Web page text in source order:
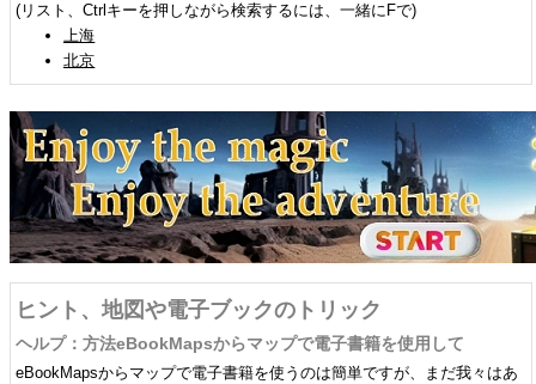
(リスト、Ctrlキーを押しながら検索するには、一緒にFで)
上海
北京
ヒント、地図や電子ブックのトリック
ヘルプ：方法eBookMapsからマップで電子書籍を使用して
eBookMapsからマップで電子書籍を使うのは簡単ですが、まだ我々はあ